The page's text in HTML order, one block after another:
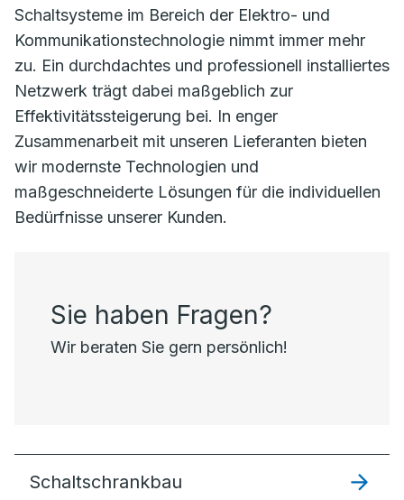
Schaltsysteme im Bereich der Elektro- und
Kommunikationstechnologie nimmt immer mehr
zu. Ein durchdachtes und professionell installiertes
Netzwerk trägt dabei maßgeblich zur
Effektivitätssteigerung bei. In enger
Zusammenarbeit mit unseren Lieferanten bieten
wir modernste Technologien und
maßgeschneiderte Lösungen für die individuellen
Bedürfnisse unserer Kunden.
Sie haben Fragen?
Wir beraten Sie gern persönlich!
Schaltschrankbau